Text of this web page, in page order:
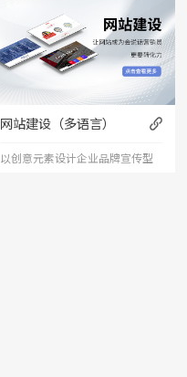
网站建设（多语言）
以创意元素设计企业品牌宣传型